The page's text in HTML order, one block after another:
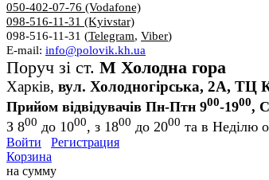
050-402-07-76 (Vodafone)
098-516-11-31 (Kyivstar)
098-516-11-31 (Telegram, Viber)
E-mail: info@polovik.kh.ua
Поруч зі ст. М Холодна гора
Харків, вул. Холодногірська, 2А,
Прийом відвідувачів Пн-Птн 900-1900,
З 800 до 1000, з 1800 до 2000 та в Неділю
Войти
Регистрация
Корзина
на сумму